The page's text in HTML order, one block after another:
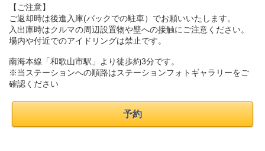
【ご注意】
ご返却時は後進入庫(バックでの駐車）でお願いいたします。
入出庫時はクルマの周辺設置物や壁への接触にご注意ください。
場内や付近でのアイドリングは禁止です。
南海本線「和歌山市駅」より徒歩約3分です。
※当ステーションへの順路はステーションフォトギャラリーをご
確認ください
予約